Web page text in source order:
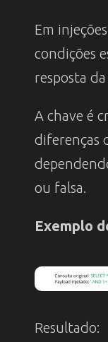
Em
condições
resposta
A chave é
diferenças
ou falsa.
Exemplo
Resultado: